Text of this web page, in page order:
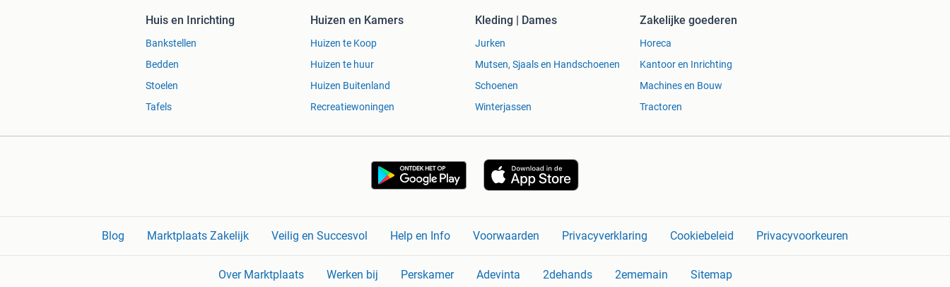
Huis en Inrichting
Bankstellen
Bedden
Stoelen
Tafels
Huizen en Kamers
Huizen te Koop
Huizen te huur
Huizen Buitenland
Recreatiewoningen
Kleding | Dames
Jurken
Mutsen, Sjaals en Handschoenen
Schoenen
Winterjassen
Zakelijke goederen
Horeca
Kantoor en Inrichting
Machines en Bouw
Tractoren
Blog Marktplaats Zakelijk Veilig en Succesvol Help en Info Voorwaarden Privacyverklaring Cookiebeleid Privacyvoorkeuren
Over Marktplaats Werken bij Perskamer Adevinta 2dehands 2ememain Sitemap